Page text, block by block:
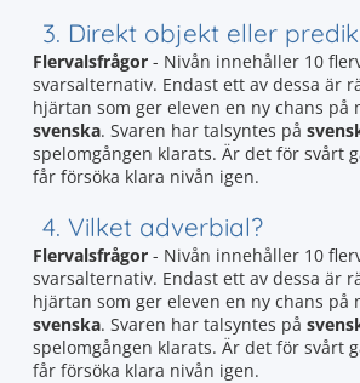
3. Direkt objekt eller
Flervalsfrågor - Nivån innehåller 10
svarsalternativ. Endast ett av dessa är
hjärtan som ger eleven en ny chans
svenska. Svaren har talsyntes på
spelomgången klarats. Är det för svårt
får försöka klara nivån igen.
4. Vilket adverbial?
Flervalsfrågor - Nivån innehåller 10
svarsalternativ. Endast ett av dessa är
hjärtan som ger eleven en ny chans
svenska. Svaren har talsyntes på
spelomgången klarats. Är det för svårt
får försöka klara nivån igen.